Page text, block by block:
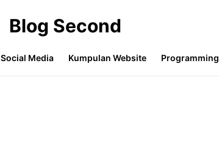
Blog Second
Social Media Kumpulan Website Programming